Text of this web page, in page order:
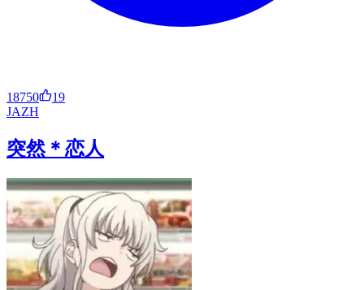
18750
19
JAZH
突然＊恋人